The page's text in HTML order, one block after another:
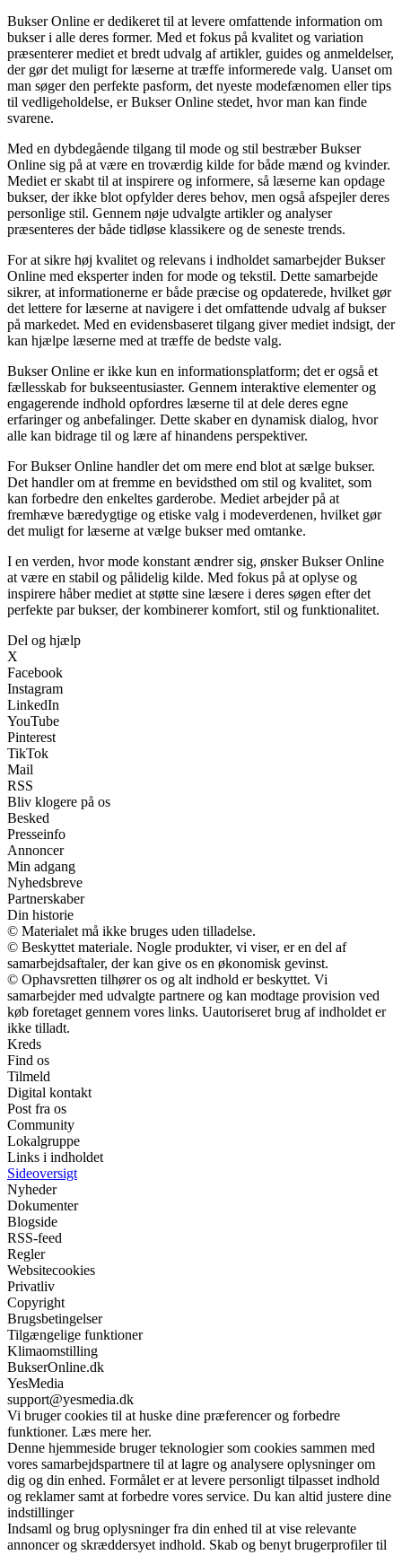
Bukser Online er dedikeret til at levere omfattende information om
bukser i alle deres former. Med et fokus på kvalitet og variation
præsenterer mediet et bredt udvalg af artikler, guides og anmeldelser,
der gør det muligt for læserne at træffe informerede valg. Uanset om
man søger den perfekte pasform, det nyeste modefænomen eller tips
til vedligeholdelse, er Bukser Online stedet, hvor man kan finde
svarene.
Med en dybdegående tilgang til mode og stil bestræber Bukser
Online sig på at være en troværdig kilde for både mænd og kvinder.
Mediet er skabt til at inspirere og informere, så læserne kan opdage
bukser, der ikke blot opfylder deres behov, men også afspejler deres
personlige stil. Gennem nøje udvalgte artikler og analyser
præsenteres der både tidløse klassikere og de seneste trends.
For at sikre høj kvalitet og relevans i indholdet samarbejder Bukser
Online med eksperter inden for mode og tekstil. Dette samarbejde
sikrer, at informationerne er både præcise og opdaterede, hvilket gør
det lettere for læserne at navigere i det omfattende udvalg af bukser
på markedet. Med en evidensbaseret tilgang giver mediet indsigt, der
kan hjælpe læserne med at træffe de bedste valg.
Bukser Online er ikke kun en informationsplatform; det er også et
fællesskab for bukseentusiaster. Gennem interaktive elementer og
engagerende indhold opfordres læserne til at dele deres egne
erfaringer og anbefalinger. Dette skaber en dynamisk dialog, hvor
alle kan bidrage til og lære af hinandens perspektiver.
For Bukser Online handler det om mere end blot at sælge bukser.
Det handler om at fremme en bevidsthed om stil og kvalitet, som
kan forbedre den enkeltes garderobe. Mediet arbejder på at
fremhæve bæredygtige og etiske valg i modeverdenen, hvilket gør
det muligt for læserne at vælge bukser med omtanke.
I en verden, hvor mode konstant ændrer sig, ønsker Bukser Online
at være en stabil og pålidelig kilde. Med fokus på at oplyse og
inspirere håber mediet at støtte sine læsere i deres søgen efter det
perfekte par bukser, der kombinerer komfort, stil og funktionalitet.
Del og hjælp
X
Facebook
Instagram
LinkedIn
YouTube
Pinterest
TikTok
Mail
RSS
Bliv klogere på os
Besked
Presseinfo
Annoncer
Min adgang
Nyhedsbreve
Partnerskaber
Din historie
© Materialet må ikke bruges uden tilladelse.
© Beskyttet materiale. Nogle produkter, vi viser, er en del af
samarbejdsaftaler, der kan give os en økonomisk gevinst.
© Ophavsretten tilhører os og alt indhold er beskyttet. Vi
samarbejder med udvalgte partnere og kan modtage provision ved
køb foretaget gennem vores links. Uautoriseret brug af indholdet er
ikke tilladt.
Kreds
Find os
Tilmeld
Digital kontakt
Post fra os
Community
Lokalgruppe
Links i indholdet
Sideoversigt
Nyheder
Dokumenter
Blogside
RSS-feed
Regler
Websitecookies
Privatliv
Copyright
Brugsbetingelser
Tilgængelige funktioner
Klimaomstilling
BukserOnline.dk
YesMedia
support@yesmedia.dk
Vi bruger cookies til at huske dine præferencer og forbedre
funktioner. Læs mere her.
Denne hjemmeside bruger teknologier som cookies sammen med
vores samarbejdspartnere til at lagre og analysere oplysninger om
dig og din enhed. Formålet er at levere personligt tilpasset indhold
og reklamer samt at forbedre vores service. Du kan altid justere dine
indstillinger
Indsaml og brug oplysninger fra din enhed til at vise relevante
annoncer og skræddersyet indhold. Skab og benyt brugerprofiler til